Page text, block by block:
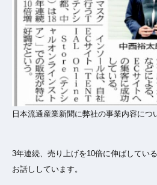
日本流通産業新聞に弊社の事業内容につ
3年連続、売り上げを10倍に伸ばしてい
お話ししています。